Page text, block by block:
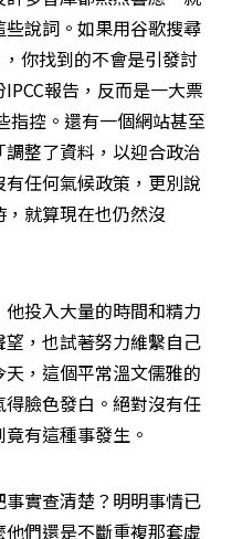
說詞。如果用谷歌搜尋
，你找到的不會是引發討
報告，反而是一大票
指控。還有一個網站甚至
調整了資料，以迎合政治
任何氣候政策，更別說
就算現在也仍然沒
投入大量的時間和精力
，也試著努力維繫自己
，這個平常溫文儒雅的
臉色發白。絕對沒有任
有這種事發生。
實查清楚？明明事情已
們還是不斷重複那套虛